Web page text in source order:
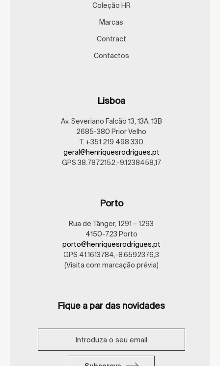
Coleção HR
Marcas
Contract
Contactos
Lisboa
Av. Severiano Falcão 13, 13A, 13B
2685-380 Prior Velho
T. +351 219 498 330
geral@henriquesrodrigues.pt
GPS 38.7872152,-9.1238458,17
Porto
Rua de Tânger, 1291 – 1293
4150-723 Porto
porto@henriquesrodrigues.pt
GPS 41.1613784,-8.6592376,3
(Visita com marcação prévia)
Fique a par das novidades